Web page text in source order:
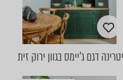
דגם ג'יימס בגוון ירוק זית